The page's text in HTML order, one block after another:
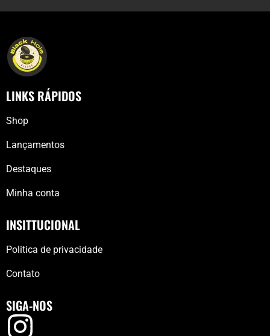
LINKS RÁPIDOS
Shop
Lançamentos
Destaques
Minha conta
INSITTUCIONAL
Politica de privacidade
Contato
SIGA-NOS